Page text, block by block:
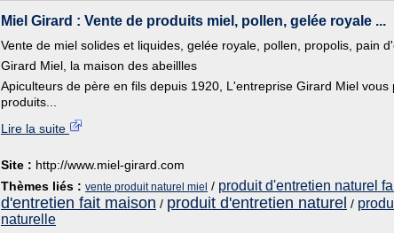
Miel Girard : Vente de produits miel, pollen, gelée royale ...
Vente de miel solides et liquides, gelée royale, pollen, propolis, pain
Girard Miel, la maison des abeillles
Apiculteurs de père en fils depuis 1920, L'entreprise Girard Miel vous
produits...
Lire la suite
Site : http://www.miel-girard.com
Thèmes liés : vente produit naturel miel / produit d'entretien naturel
d'entretien fait maison / produit d'entretien naturel /
naturelle